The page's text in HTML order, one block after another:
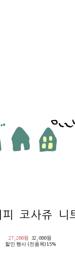
피 코사쥬 니
27,200원 32,000원
할인 행사 (전품목)15%